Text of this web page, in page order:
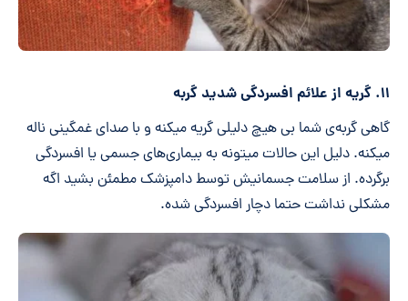
۱۱. گریه از علائم افسردگی شدید گربه
گاهی گربه‌ی شما بی هیچ دلیلی گریه میکنه و با صدای غمگینی ناله
میکنه. دلیل این حالات میتونه به بیماری‌های جسمی یا افسردگی
برگرده. از سلامت جسمانیش توسط دامپزشک مطمئن بشید اگه
مشکلی نداشت حتما دچار افسردگی شده.